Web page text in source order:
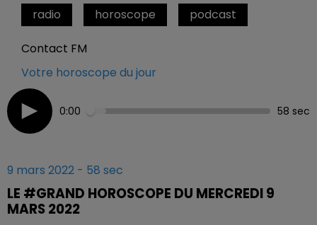
radio horoscope podcast
Contact FM
Votre horoscope du jour
0:00 58 sec
9 mars 2022 - 58 sec
LE #GRAND HOROSCOPE DU MERCREDI 9
MARS 2022